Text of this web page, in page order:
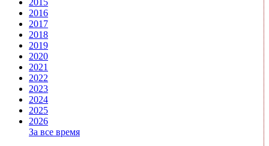
2015
2016
2017
2018
2019
2020
2021
2022
2023
2024
2025
2026
За все время